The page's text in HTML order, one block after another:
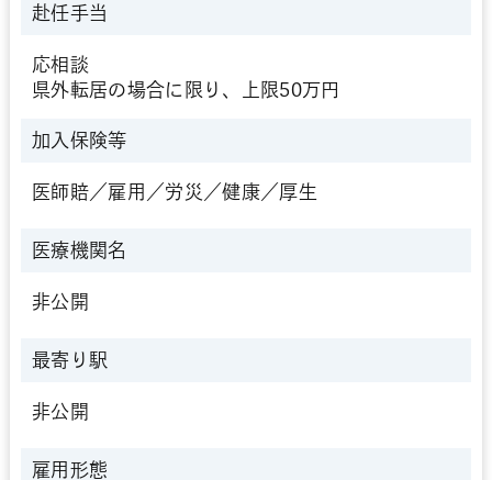
赴任手当
応相談
県外転居の場合に限り、上限50万円
加入保険等
医師賠／雇用／労災／健康／厚生
医療機関名
非公開
最寄り駅
非公開
雇用形態